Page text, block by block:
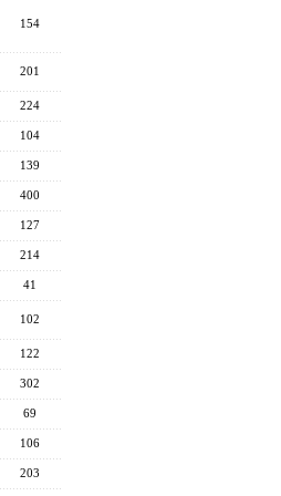
154
201
224
104
139
400
127
214
41
102
122
302
69
106
203